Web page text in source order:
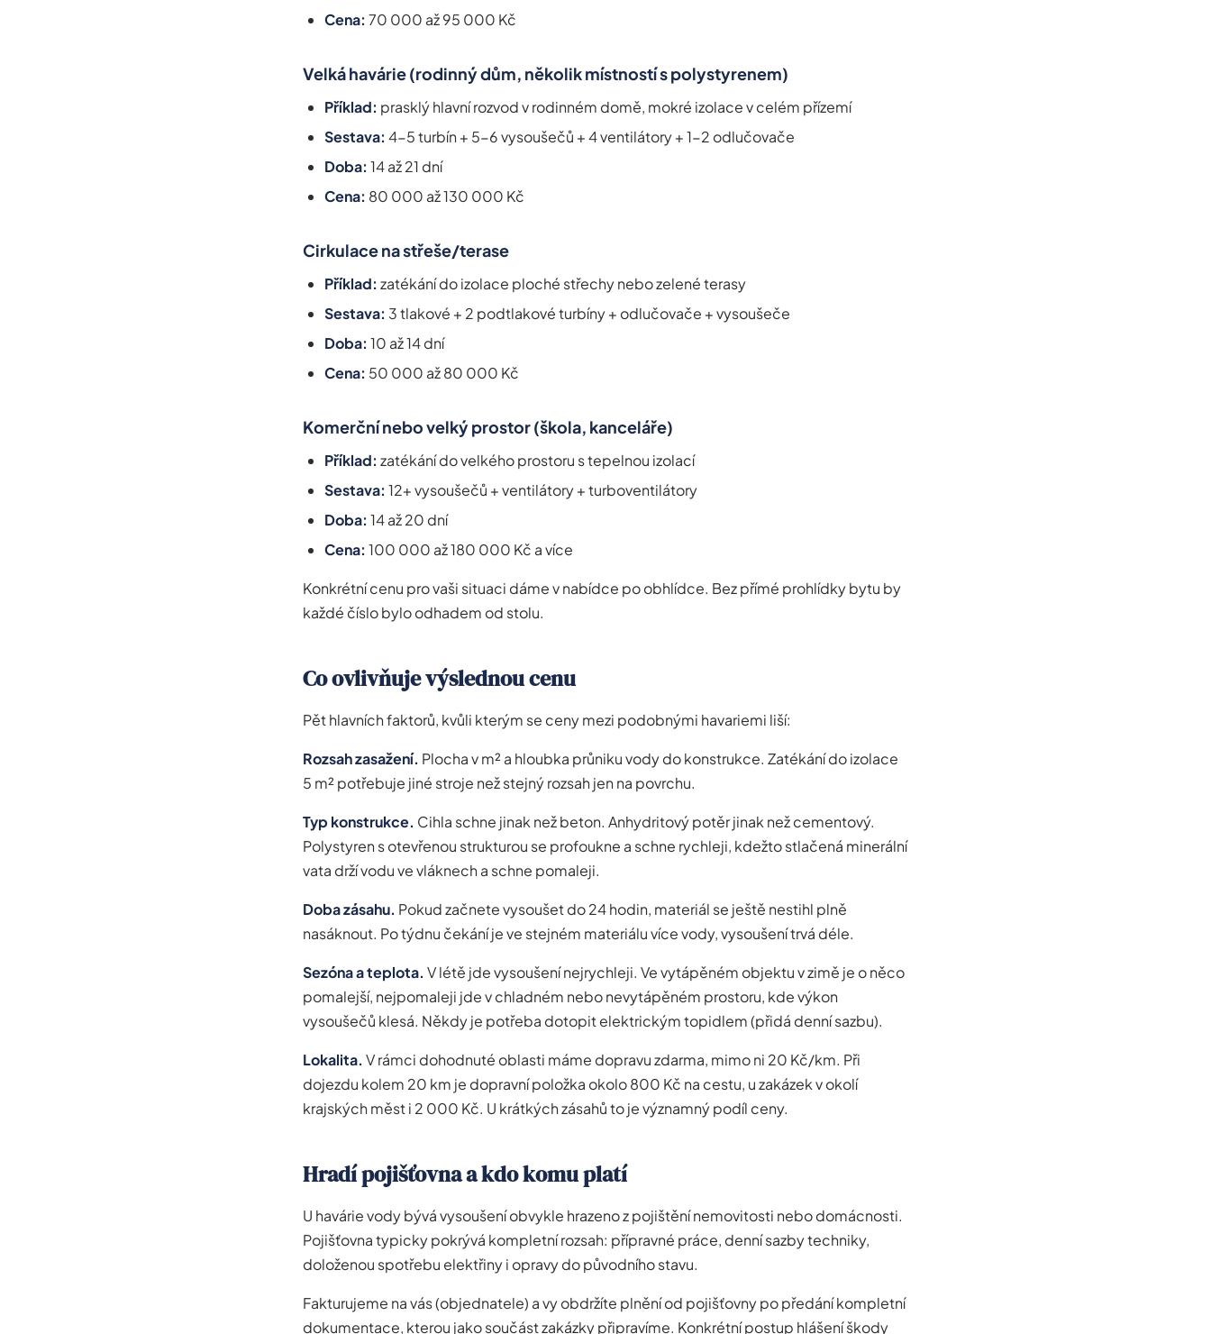
Cena: 70 000 až 95 000 Kč
Velká havárie (rodinný dům, několik místností s polystyrenem)
Příklad: prasklý hlavní rozvod v rodinném domě, mokré izolace v celém přízemí
Sestava: 4-5 turbín + 5-6 vysoušečů + 4 ventilátory + 1-2 odlučovače
Doba: 14 až 21 dní
Cena: 80 000 až 130 000 Kč
Cirkulace na střeše/terase
Příklad: zatékání do izolace ploché střechy nebo zelené terasy
Sestava: 3 tlakové + 2 podtlakové turbíny + odlučovače + vysoušeče
Doba: 10 až 14 dní
Cena: 50 000 až 80 000 Kč
Komerční nebo velký prostor (škola, kanceláře)
Příklad: zatékání do velkého prostoru s tepelnou izolací
Sestava: 12+ vysoušečů + ventilátory + turboventilátory
Doba: 14 až 20 dní
Cena: 100 000 až 180 000 Kč a více
Konkrétní cenu pro vaši situaci dáme v nabídce po obhlídce. Bez přímé prohlídky bytu by
každé číslo bylo odhadem od stolu.
Co ovlivňuje výslednou cenu
Pět hlavních faktorů, kvůli kterým se ceny mezi podobnými havariemi liší:
Rozsah zasažení. Plocha v m² a hloubka průniku vody do konstrukce. Zatékání do izolace
5 m² potřebuje jiné stroje než stejný rozsah jen na povrchu.
Typ konstrukce. Cihla schne jinak než beton. Anhydritový potěr jinak než cementový.
Polystyren s otevřenou strukturou se profoukne a schne rychleji, kdežto stlačená minerální
vata drží vodu ve vláknech a schne pomaleji.
Doba zásahu. Pokud začnete vysoušet do 24 hodin, materiál se ještě nestihl plně
nasáknout. Po týdnu čekání je ve stejném materiálu více vody, vysoušení trvá déle.
Sezóna a teplota. V létě jde vysoušení nejrychleji. Ve vytápěném objektu v zimě je o něco
pomalejší, nejpomaleji jde v chladném nebo nevytápěném prostoru, kde výkon
vysoušečů klesá. Někdy je potřeba dotopit elektrickým topidlem (přidá denní sazbu).
Lokalita. V rámci dohodnuté oblasti máme dopravu zdarma, mimo ni 20 Kč/km. Při
dojezdu kolem 20 km je dopravní položka okolo 800 Kč na cestu, u zakázek v okolí
krajských měst i 2 000 Kč. U krátkých zásahů to je významný podíl ceny.
Hradí pojišťovna a kdo komu platí
U havárie vody bývá vysoušení obvykle hrazeno z pojištění nemovitosti nebo domácnosti.
Pojišťovna typicky pokrývá kompletní rozsah: přípravné práce, denní sazby techniky,
doloženou spotřebu elektřiny i opravy do původního stavu.
Fakturujeme na vás (objednatele) a vy obdržíte plnění od pojišťovny po předání kompletní
dokumentace, kterou jako součást zakázky připravíme. Konkrétní postup hlášení škody